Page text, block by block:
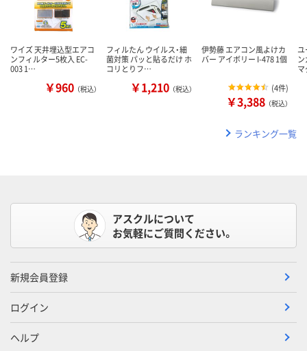
ワイズ 天井埋込型エアコ
ンフィルター5枚入 EC-
003 1…
￥960 （税込）
フィルたん ウイルス・細
菌対策 パッと貼るだけ ホ
コリとりフ…
￥1,210 （税込）
伊勢藤 エアコン風よけカ
バー アイボリー I-478 1個
(4件)
￥3,388 （税込）
ランキング一覧
アスクルについて
お気軽にご質問ください。
新規会員登録
ログイン
ヘルプ